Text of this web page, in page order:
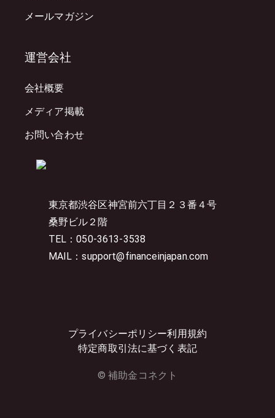
東京都渋谷区神宮前六丁目２３番４号
桑野ビル２階
TEL：050-3613-3538
MAIL：support@financeinjapan.com
プライバシーポリシー利用規約
特定商取引法に基づく表記
© 補助金コネクト
メールマガジン
運営会社
会社概要
メディア掲載
お問い合わせ